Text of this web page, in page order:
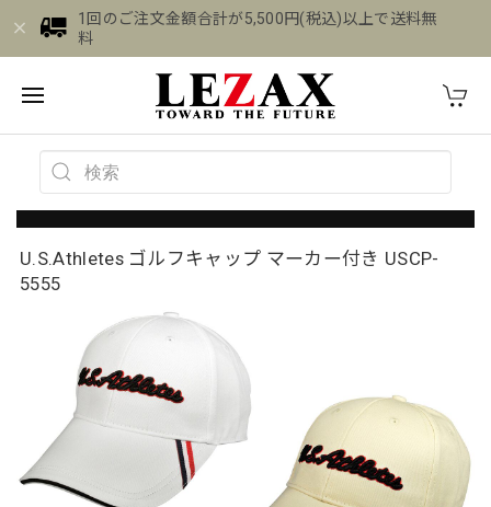
1回のご注文金額合計が5,500円(税込)以上で送料無
料
U.S.Athletes ゴルフキャップ マーカー付き USCP-
5555